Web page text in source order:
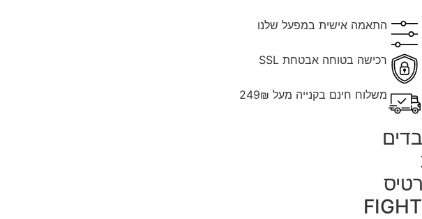
התאמה אישית במפעל שלנו
רכישה בטוחה אבטחת SSL
משלוח חינם בקנייה מעל 249₪